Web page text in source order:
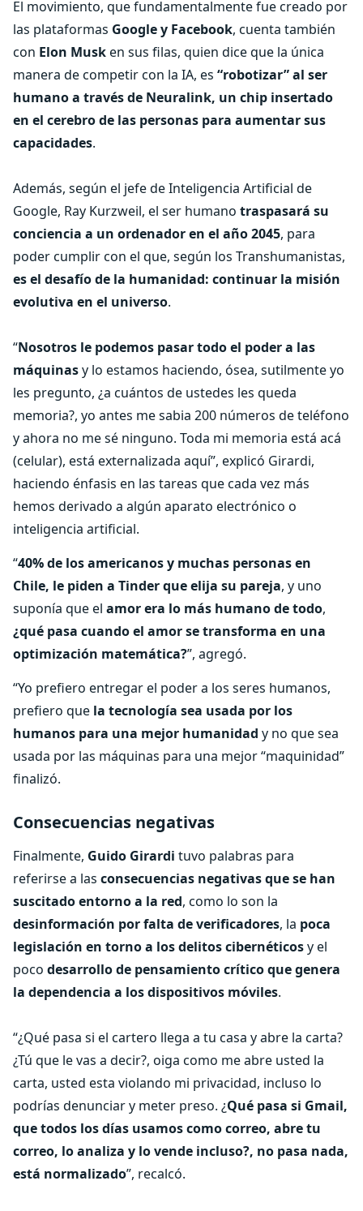
El movimiento, que fundamentalmente fue creado por
las plataformas Google y Facebook, cuenta también
con Elon Musken sus filas, quien dice que la única
manera de competir con la IA, es “robotizar” al ser
humano a través de Neuralink, un chip insertado
en el cerebro de las personas para aumentar sus
capacidades.
Además, según el jefe de Inteligencia Artificial de
Google, Ray Kurzweil, el ser humano traspasará su
conciencia a un ordenador en el año 2045, para
poder cumplir con el que, según los Transhumanistas,
es el desafío de la humanidad: continuar la misión
evolutiva en el universo.
“Nosotros le podemos pasar todo el poder a las
máquinasy lo estamos haciendo, ósea, sutilmente yo
les pregunto, ¿a cuántos de ustedes les queda
memoria?, yo antes me sabia 200 números de teléfono
y ahora no me sé ninguno. Toda mi memoria está acá
(celular), está externalizada aquí”, explicó Girardi,
haciendo énfasis en las tareas que cada vez más
hemos derivado a algún aparato electrónico o
inteligencia artificial.
“40% de los americanos y muchas personas en
Chile, le piden a Tinder que elija su pareja, y uno
suponía que el amor era lo más humano de todo,
¿qué pasa cuando el amor se transforma en una
optimización matemática?”, agregó.
“Yo prefiero entregar el poder a los seres humanos,
prefiero que la tecnología sea usada por los
humanos para una mejor humanidad y no que sea
usada por las máquinas para una mejor “maquinidad”
finalizó.
Consecuencias negativas
Finalmente, Guido Girardi tuvo palabras para
referirse a las consecuencias negativas que se han
suscitado entorno a la red, como lo son la
desinformación por falta de verificadores, la poca
legislación en torno a los delitos cibernéticosy el
poco desarrollo de pensamiento crítico que genera
la dependencia a los dispositivos móviles.
“¿Qué pasa si el cartero llega a tu casa y abre la carta?
¿Tú que le vas a decir?, oiga como me abre usted la
carta, usted esta violando mi privacidad, incluso lo
podrías denunciar y meter preso. ¿Qué pasa si Gmail,
que todos los días usamos como correo, abre tu
correo, lo analiza y lo vende incluso?, no pasa nada,
está normalizado”, recalcó.